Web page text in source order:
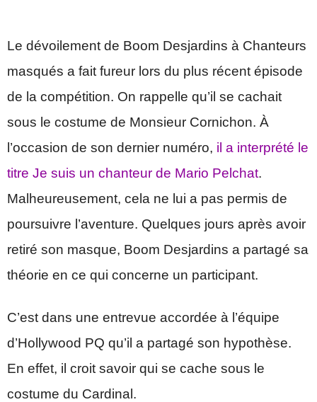
Le dévoilement de Boom Desjardins à Chanteurs
masqués a fait fureur lors du plus récent épisode
de la compétition. On rappelle qu’il se cachait
sous le costume de Monsieur Cornichon. À
l’occasion de son dernier numéro, il a interprété le
titre Je suis un chanteur de Mario Pelchat.
Malheureusement, cela ne lui a pas permis de
poursuivre l’aventure. Quelques jours après avoir
retiré son masque, Boom Desjardins a partagé sa
théorie en ce qui concerne un participant.
C’est dans une entrevue accordée à l’équipe
d’Hollywood PQ qu’il a partagé son hypothèse.
En effet, il croit savoir qui se cache sous le
costume du Cardinal.